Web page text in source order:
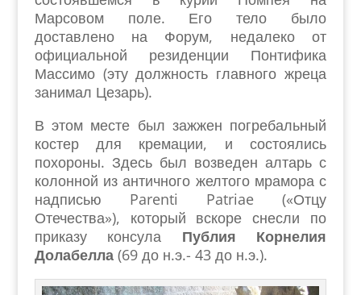
Марсовом поле. Его тело было
доставлено на Форум, недалеко от
официальной резиденции Понтифика
Массимо (эту должность главного жреца
занимал Цезарь).
В этом месте был зажжен погребальный
костер для кремации, и состоялись
похороны. Здесь был возведен алтарь с
колонной из античного желтого мрамора с
надписью Parenti Patriae («Отцу
Отечества»), который вскоре снесли по
приказу консула Публия Корнелия
Долабелла (69 до н.э.- 43 до н.э.).